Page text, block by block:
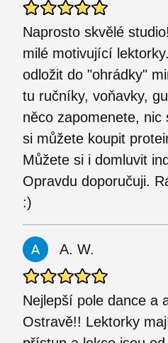
Naprosto skvělé
milé motivující
odložit do "ohrádky"
tu ručníky, voňavky,
něco zapomenete,
si můžete koupit
Můžete si i domluvit
Opravdu doporučuji.
:)
A. W.
Nejlepší pole dance a
Ostravě!! Lektorky